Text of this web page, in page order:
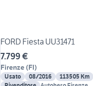
FORD Fiesta UU31471
7.799 €
Firenze (FI)
Usato 08/2016 113505 Km